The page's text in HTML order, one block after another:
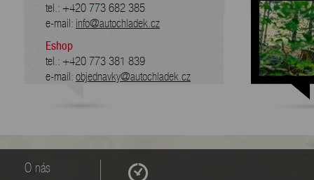
tel.: +420 773 682 385
e-mail: info@autochladek.cz
Eshop
tel.: +420 773 381 839
e-mail: objednavky@autochladek.cz
O nás